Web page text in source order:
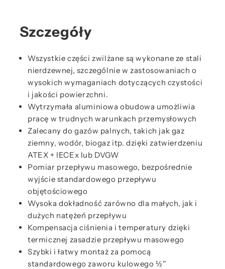
Szczegóły
Wszystkie części zwilżane są wykonane ze stali
nierdzewnej, szczególnie w zastosowaniach o
wysokich wymaganiach dotyczących czystości
i jakości powierzchni.
Wytrzymała aluminiowa obudowa umożliwia
pracę w trudnych warunkach przemysłowych
Zalecany do gazów palnych, takich jak gaz
ziemny, wodór, biogaz itp. dzięki zatwierdzeniu
ATEX + IECEx lub DVGW
Pomiar przepływu masowego, bezpośrednie
wyjście standardowego przepływu
objętościowego
Wysoka dokładność zarówno dla małych, jak i
dużych natężeń przepływu
Kompensacja ciśnienia i temperatury dzięki
termicznej zasadzie przepływu masowego
Szybki i łatwy montaż za pomocą
standardowego zaworu kulowego ½''